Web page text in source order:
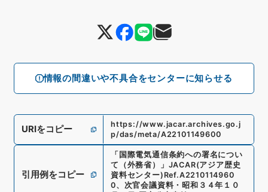
情報の間違いや不具合をセンターに知らせる
URIをコピー
https://www.jacar.archives.go.j
p/das/meta/A22101149600
引用例をコピー
「国際電気通信条約への署名につい
て（外務省）
」 JACAR(アジア歴史
資料センター) Ref.A2210114960
0、 次官会議資料・昭和３４年１０